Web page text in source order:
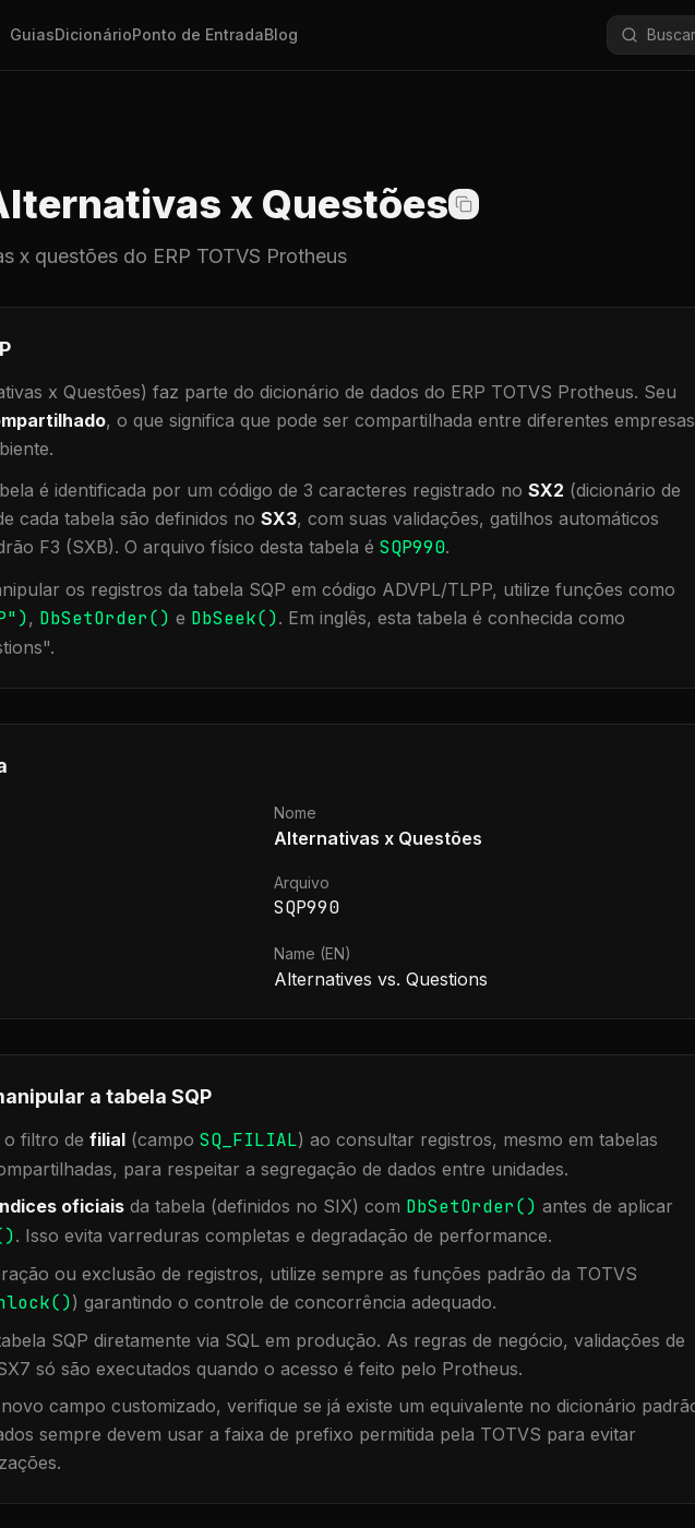
GuiasDicionárioPonto de EntradaBlog
x Questões
x questões do ERP TOTVS Protheus
x Questões) faz parte do dicionário de dados do ERP TOTVS Protheus. Seu
, o que significa que pode ser compartilhada entre diferentes empresas
.
é identificada por um código de 3 caracteres registrado no SX2 (dicionário de
cada tabela são definidos no SX3, com suas validações, gatilhos automáticos
F3 (SXB). O arquivo físico desta tabela é SQP990.
os registros da tabela SQP em código ADVPL/TLPP, utilize funções como
"), DbSetOrder() e DbSeek(). Em inglês, esta tabela é conhecida como
".
Nome
Alternativas x Questões
Arquivo
SQP990
Name (EN)
Alternatives vs. Questions
a tabela SQP
o filtro de filial (campo SQ_FILIAL) ao consultar registros, mesmo em tabelas
para respeitar a segregação de dados entre unidades.
oficiais da tabela (definidos no SIX) com DbSetOrder() antes de aplicar
. Isso evita varreduras completas e degradação de performance.
ou exclusão de registros, utilize sempre as funções padrão da TOTVS
) garantindo o controle de concorrência adequado.
SQP diretamente via SQL em produção. As regras de negócio, validações de
só são executados quando o acesso é feito pelo Protheus.
campo customizado, verifique se já existe um equivalente no dicionário
sempre devem usar a faixa de prefixo permitida pela TOTVS para evitar